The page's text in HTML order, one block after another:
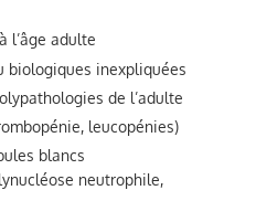
l’âge adulte
biologiques inexpliquées
de l’adulte
leucopénies)
blancs
neutrophile,